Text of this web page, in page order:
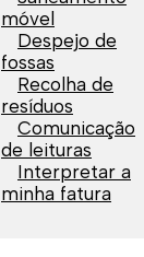
móvel
Despejo de
fossas
Recolha de
resíduos
Comunicação
de leituras
Interpretar a
minha fatura